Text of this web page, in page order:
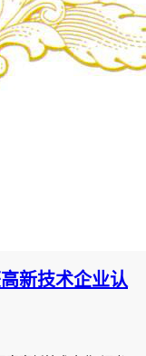
新技术企业认